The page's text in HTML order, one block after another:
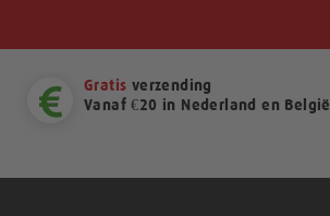
Gratis verzending
Vanaf €20 in Nederland en België